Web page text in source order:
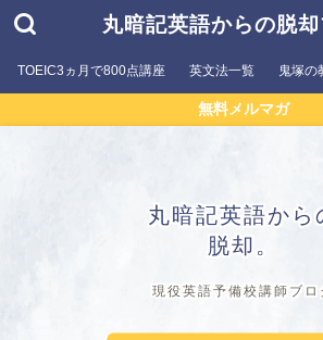
丸暗記英語からの脱
TOEIC3ヵ月で800点講座 英文法一覧 鬼塚の
無料メルマガ
丸暗記英語から
脱却。
現役英語予備校講師ブロ